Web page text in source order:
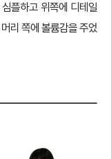
플하고 위쪽에 디테일
리 쪽에 볼륨감을 주었